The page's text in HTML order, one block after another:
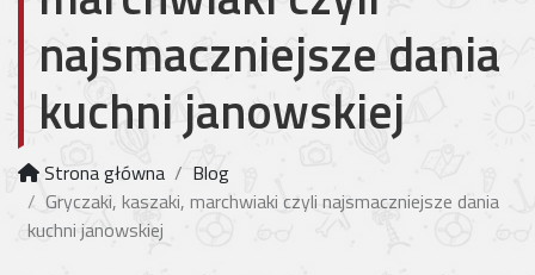
najsmaczniejsze dania
kuchni janowskiej
Strona główna
Blog
Gryczaki, kaszaki, marchwiaki czyli najsmaczniejsze dania
kuchni janowskiej